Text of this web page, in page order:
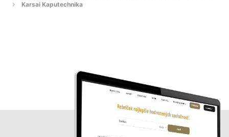
Karsai Kaputechnika